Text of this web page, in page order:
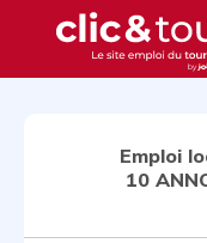
Emploi
10